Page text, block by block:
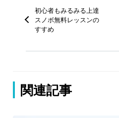
初心者もみるみる上達
スノボ無料レッスンの
すすめ
関連記事